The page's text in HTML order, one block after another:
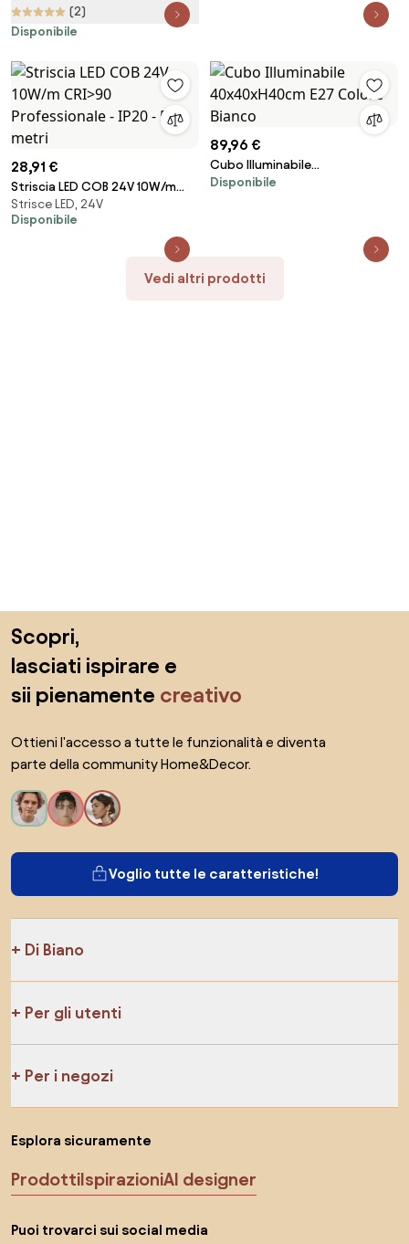
Dimmerabile tagl. 10cm – 10m
Colore Bianco Caldo 2.700K
(2)
Disponibile
28,91 €
Striscia LED COB 24V 10W/m
CRI>90 Professionale - IP20 - 5
metri
Strisce LED, 24V
Disponibile
89,96 €
Cubo Illuminabile
40x40xH40cm E27 Colore
Disponibile
Vedi altri prodotti
Scopri,
lasciati ispirare e
sii pienamente creativo
Ottieni l'accesso a tutte le funzionalità e diventa
parte della community Home&Decor.
Voglio tutte le caratteristiche!
Di Biano
Per gli utenti
Per i negozi
Esplora sicuramente
ProdottiIspirazioniAI designer
Puoi trovarci sui social media